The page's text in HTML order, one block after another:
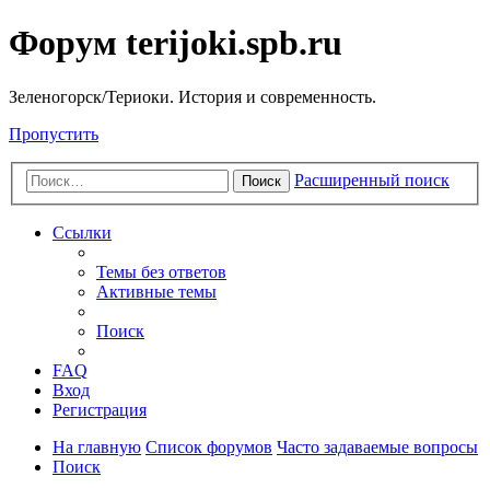
Форум terijoki.spb.ru
Зеленогорск/Териоки. История и современность.
Пропустить
Поиск Расширенный поиск
Ссылки
Темы без ответов
Активные темы
Поиск
FAQ
Вход
Регистрация
На главную Список форумов Часто задаваемые вопросы
Поиск